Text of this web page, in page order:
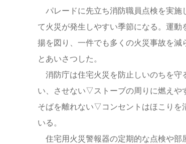
パレードに先立ち消防職員点検を実施
て火災が発生しやすい季節になる。運
揚を図り、一件でも多くの火災事故を減
とあいさつした。
消防庁は住宅火災を防止しいのちを
い、させない▽ストーブの周りに燃え
そばを離れない▽コンセントはほこり
いる。
住宅用火災警報器の定期的な点検や部